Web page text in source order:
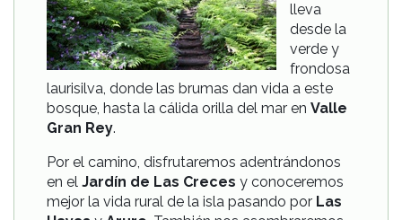
lleva
desde la
verde y
frondosa
laurisilva, donde las brumas dan vida a este
bosque, hasta la cálida orilla del mar en Valle
Gran Rey.
Por el camino, disfrutaremos adentrándonos
en el Jardín de Las Creces y conoceremos
mejor la vida rural de la isla pasando por Las